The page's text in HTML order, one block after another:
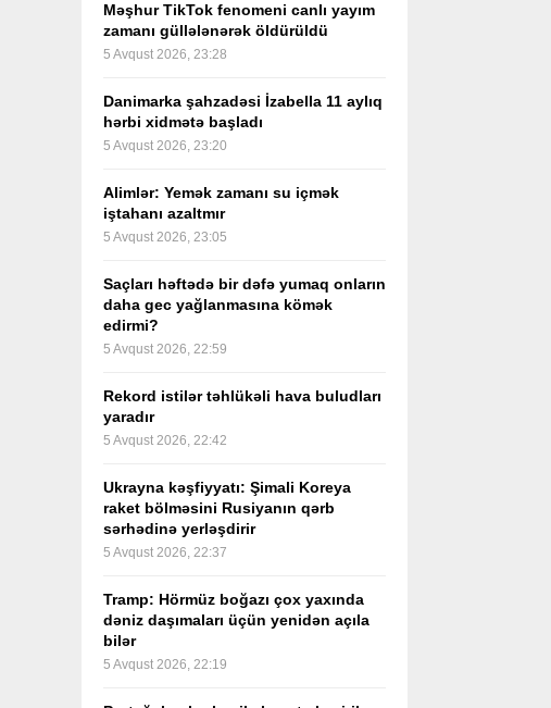
Məşhur TikTok fenomeni canlı yayım
zamanı güllələnərək öldürüldü
5 Avqust 2026, 23:28
Danimarka şahzadəsi İzabella 11 aylıq
hərbi xidmətə başladı
5 Avqust 2026, 23:20
Alimlər: Yemək zamanı su içmək
iştahanı azaltmır
5 Avqust 2026, 23:05
Saçları həftədə bir dəfə yumaq onların
daha gec yağlanmasına kömək
edirmi?
5 Avqust 2026, 22:59
Rekord istilər təhlükəli hava buludları
yaradır
5 Avqust 2026, 22:42
Ukrayna kəşfiyyatı: Şimali Koreya
raket bölməsini Rusiyanın qərb
sərhədinə yerləşdirir
5 Avqust 2026, 22:37
Tramp: Hörmüz boğazı çox yaxında
dəniz daşımaları üçün yenidən açıla
bilər
5 Avqust 2026, 22:19